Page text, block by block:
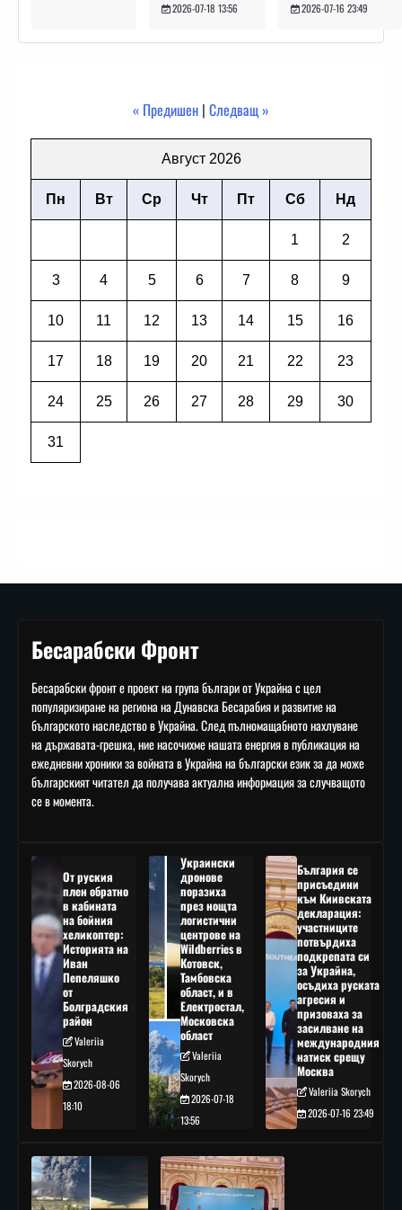
2026-07-18 13:56
2026-07-16 23:49
« Предишен | Следващ »
Август 2026
Пн Вт Ср Чт Пт Сб Нд
1 2
3 4 5 6 7 8 9
10 11 12 13 14 15 16
17 18 19 20 21 22 23
24 25 26 27 28 29 30
31
Бесарабски Фронт
Бесарабски фронт е проект на група българи от Украйна с цел
популяризиране на региона на Дунавска Бесарабия и развитие на
българското наследство в Украйна. След пълномащабното нахлуване
на държавата-грешка, ние насочихме нашата енергия в публикация на
ежедневни хроники за войната в Украйна на български език за да може
българският читател да получава актуална информация за случващото
се в момента.
От руския
плен обратно
в кабината
на бойния
хеликоптер:
Историята на
Иван
Пепеляшко
от
Болградския
район
Valeriia
Skorych
2026-08-06
18:10
Украински
дронове
поразиха
през нощта
логистични
центрове на
Wildberries в
Котовск,
Тамбовска
област, и в
Електростал,
Московска
област
Valeriia
Skorych
2026-07-18
13:56
България се
присъедини
към Киивската
декларация:
участниците
потвърдиха
подкрепата си
за Украйна,
осъдиха руската
агресия и
призоваха за
засилване на
международния
натиск срещу
Москва
Valeriia Skorych
2026-07-16 23:49